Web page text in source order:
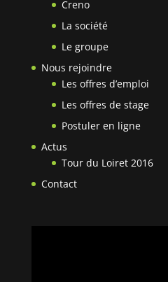
Creno
La société
Le groupe
Nous rejoindre
Les offres d’emploi
Les offres de stage
Postuler en ligne
Actus
Tour du Loiret 2016
Contact